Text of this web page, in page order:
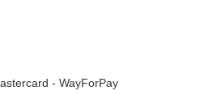
- WayForPay